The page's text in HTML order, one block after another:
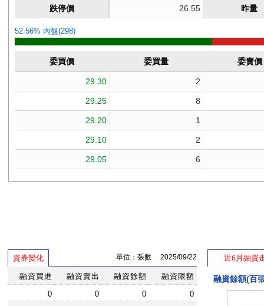
資券變化 單位：張數 2025/09/22
融資買進 融資賣出 融資餘額
融資限額
0
0 0
0
近6月融資
融資餘額(百